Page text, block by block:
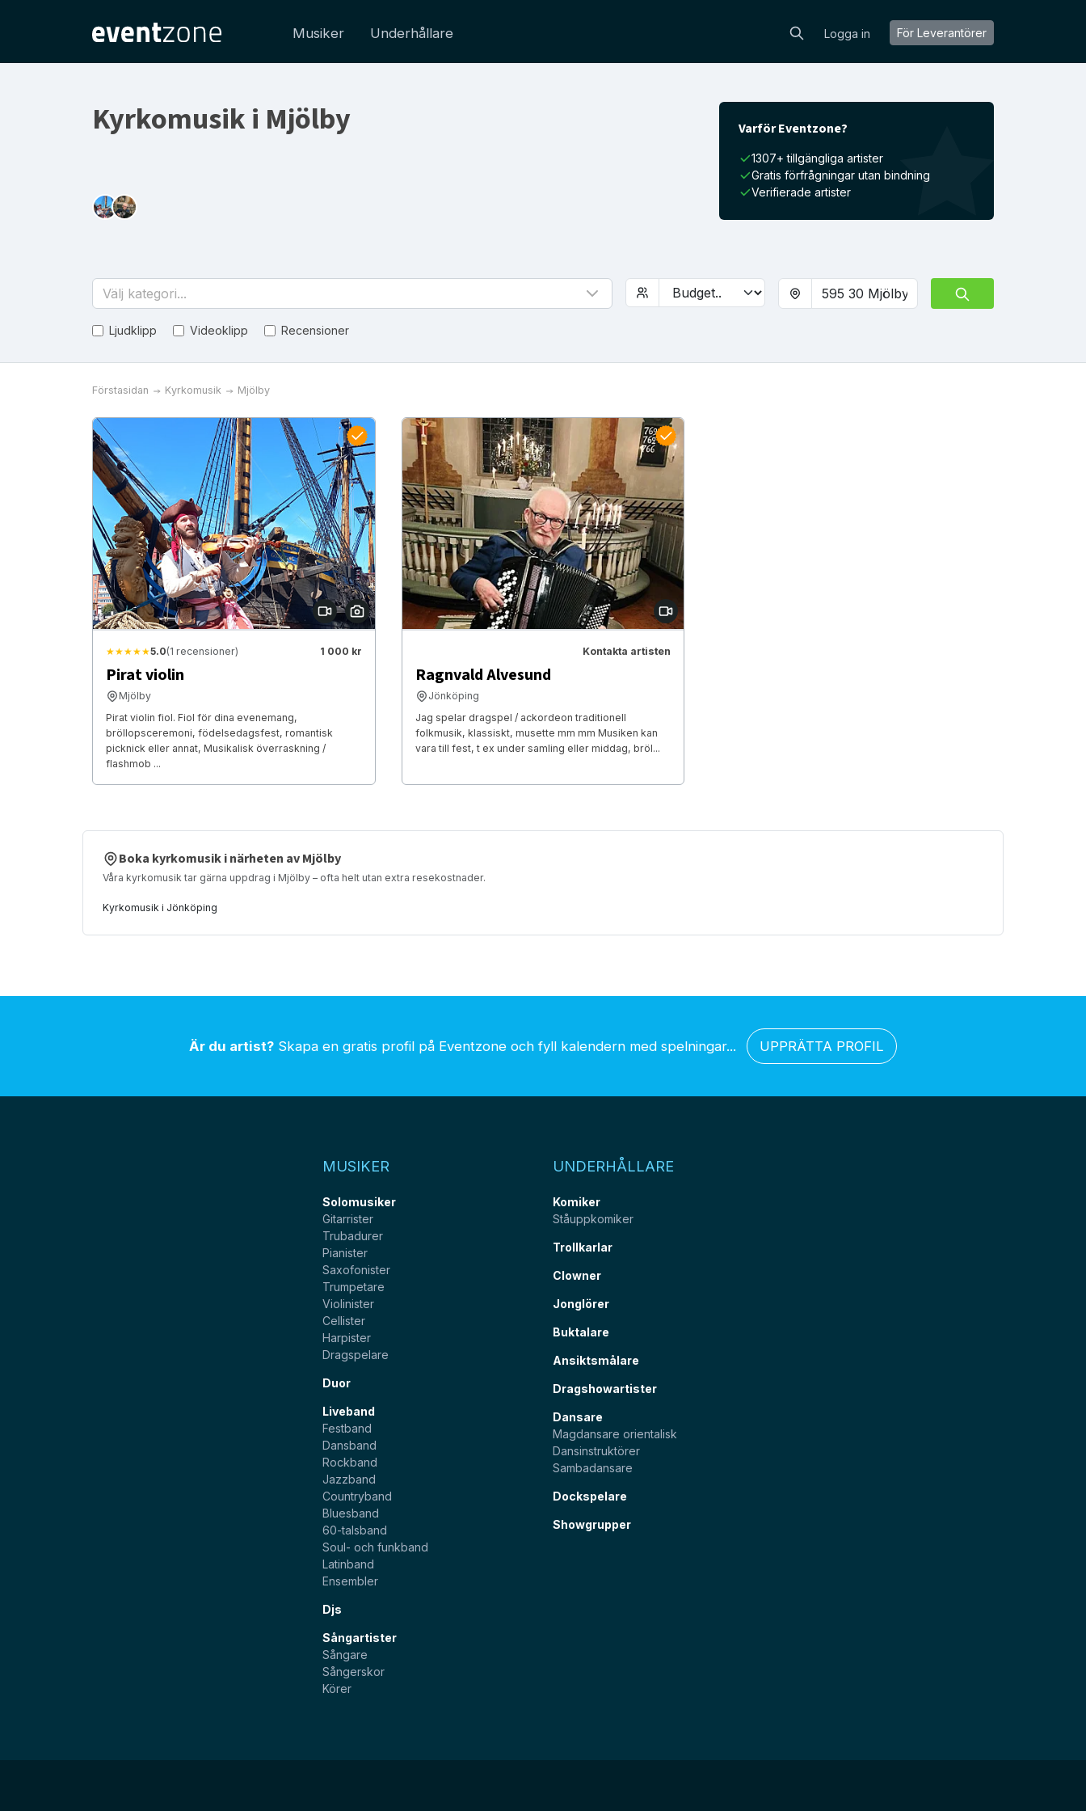
Musiker Underhållare Logga in För Leverantörer
Kyrkomusik i Mjölby Varför Eventzone?
1307+ tillgängliga artister
Gratis förfrågningar utan bindning
Verifierade artister
Välj kategori...
Ljudklipp Videoklipp Recensioner
Förstasidan Kyrkomusik Mjölby
★★★★★5.0(1 recensioner) 1 000 kr
Pirat violin
Mjölby
Pirat violin fiol. Fiol för dina evenemang,
bröllopsceremoni, födelsedagsfest, romantisk
picknick eller annat, Musikalisk överraskning /
flashmob ...
Kontakta artisten
Ragnvald Alvesund
Jönköping
Jag spelar dragspel / ackordeon traditionell
folkmusik, klassiskt, musette mm mm Musiken kan
vara till fest, t ex under samling eller middag, bröl...
Boka kyrkomusik i närheten av Mjölby
Våra kyrkomusik tar gärna uppdrag i Mjölby – ofta helt utan extra resekostnader.
Kyrkomusik i Jönköping
Är du artist? Skapa en gratis profil på Eventzone och fyll kalendern med spelningar... UPPRÄTTA PROFIL
MUSIKER
Solomusiker
Gitarrister
Trubadurer
Pianister
Saxofonister
Trumpetare
Violinister
Cellister
Harpister
Dragspelare
Duor
Liveband
Festband
Dansband
Rockband
Jazzband
Countryband
Bluesband
60-talsband
Soul- och funkband
Latinband
Ensembler
Djs
Sångartister
Sångare
Sångerskor
Körer
UNDERHÅLLARE
Komiker
Ståuppkomiker
Trollkarlar
Clowner
Jonglörer
Buktalare
Ansiktsmålare
Dragshowartister
Dansare
Magdansare orientalisk
Dansinstruktörer
Sambadansare
Dockspelare
Showgrupper